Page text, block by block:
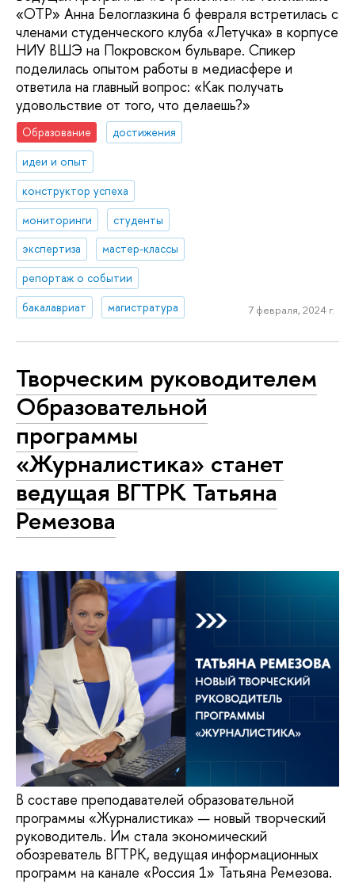
«ОТР» Анна Белоглазкина 6 февраля встретилась с
членами студенческого клуба «Летучка» в корпусе
НИУ ВШЭ на Покровском бульваре. Спикер
поделилась опытом работы в медиасфере и
ответила на главный вопрос: «Как получать
удовольствие от того, что делаешь?»
Образование
достижения
идеи и опыт
конструктор успеха
мониторинги
студенты
экспертиза
мастер-классы
репортаж о событии
бакалавриат
магистратура 7 февраля, 2024 г.
Творческим руководителем
Образовательной
программы
«Журналистика» станет
ведущая ВГТРК Татьяна
Ремезова
В составе преподавателей образовательной
программы «Журналистика» — новый творческий
руководитель. Им стала экономический
обозреватель ВГТРК, ведущая информационных
программ на канале «Россия 1» Татьяна Ремезова.